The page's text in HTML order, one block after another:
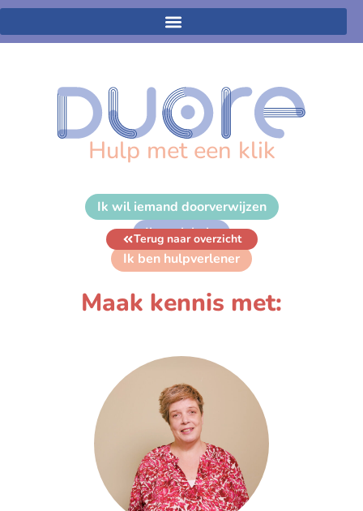
Hulp met een klik
Ik wil iemand doorverwijzen
Ik zoek hulp
Ik ben hulpverlener
Terug naar overzicht
Maak kennis met: